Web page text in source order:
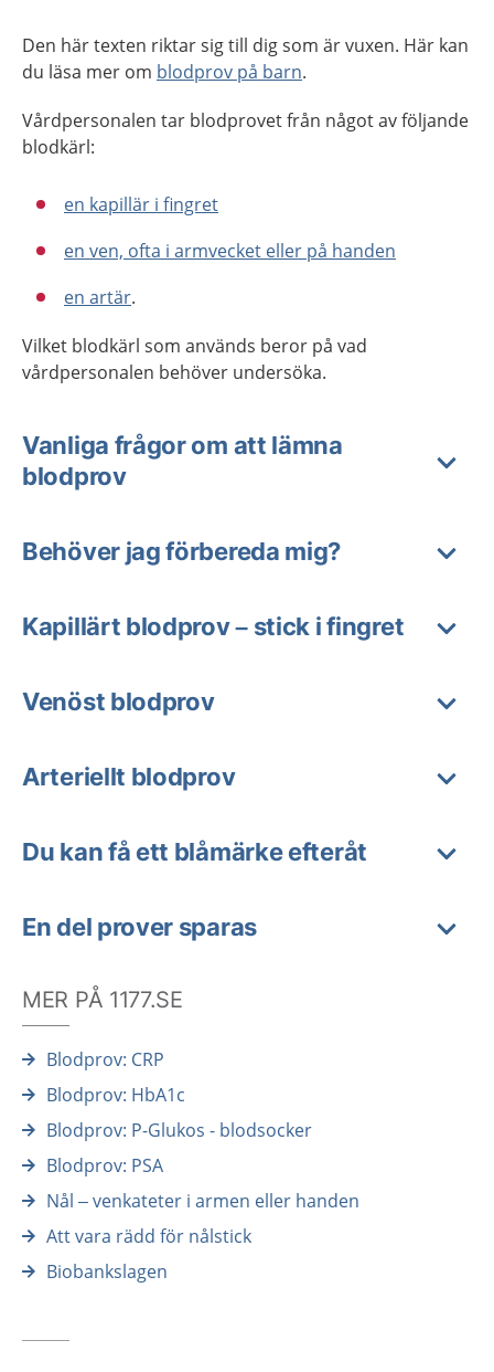
Den här texten riktar sig till dig som är vuxen. Här kan
du läsa mer om blodprov på barn.
Vårdpersonalen tar blodprovet från något av följande
blodkärl:
en kapillär ­i fingret
en ven, ofta i armvecket eller på handen
en artär.
Vilket blodkärl som används beror på vad
vårdpersonalen behöver undersöka.
Vanliga frågor om att lämna
blodprov
Behöver jag förbereda mig?
Kapillärt blodprov – stick i fingret
Venöst blodprov
Arteriellt blodprov
Du kan få ett blåmärke efteråt
En del prover sparas
MER PÅ 1177.SE
Blodprov: CRP
Blodprov: HbA1c
Blodprov: P-Glukos - blodsocker
Blodprov: PSA
Nål – venkateter i armen eller handen
Att vara rädd för nålstick
Biobankslagen